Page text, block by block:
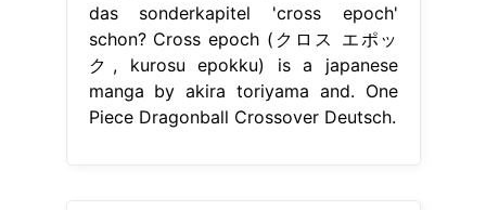
das sonderkapitel 'cross epoch'
schon? Cross epoch (クロス エポッ
ク, kurosu epokku) is a japanese
manga by akira toriyama and. One
Piece Dragonball Crossover Deutsch.